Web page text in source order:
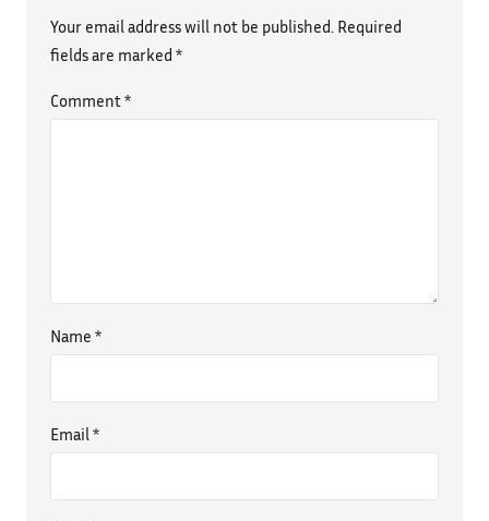
Your email address will not be published. Required
fields are marked *
Comment*
Name *
Email *